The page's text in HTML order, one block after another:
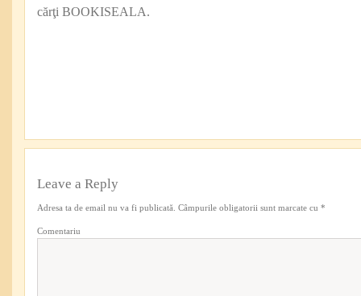
cărţi BOOKISEALA.
Leave a Reply
Adresa ta de email nu va fi publicată. Câmpurile obligatorii sunt marcate cu *
Comentariu